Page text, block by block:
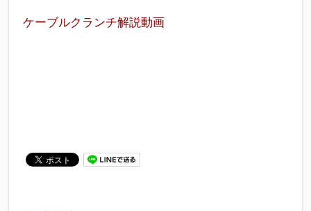
ケーブルクランチ解説動画